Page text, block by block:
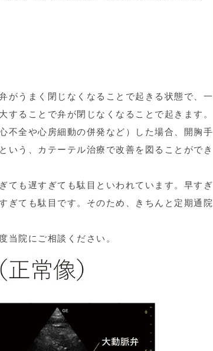
がうまく閉じなくなることで起きる状態で、一
ることで弁が閉じなくなることで起きます。
不全や心房細動の併発など）した場合、開胸手
いう、カテーテル治療で改善を図ることができ
ても遅すぎても駄目といわれています。早すぎ
ぎても駄目です。そのため、きちんと定期通院
当院にご相談ください。